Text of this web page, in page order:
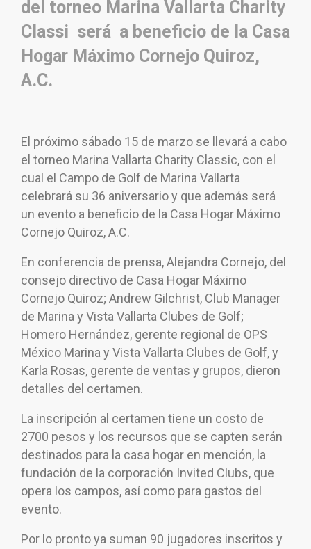
del torneo Marina Vallarta Charity
Classi será a beneficio de la Casa
Hogar Máximo Cornejo Quiroz,
A.C.
El próximo sábado 15 de marzo se llevará a cabo
el torneo Marina Vallarta Charity Classic, con el
cual el Campo de Golf de Marina Vallarta
celebrará su 36 aniversario y que además será
un evento a beneficio de la Casa Hogar Máximo
Cornejo Quiroz, A.C.
En conferencia de prensa, Alejandra Cornejo, del
consejo directivo de Casa Hogar Máximo
Cornejo Quiroz; Andrew Gilchrist, Club Manager
de Marina y Vista Vallarta Clubes de Golf;
Homero Hernández, gerente regional de OPS
México Marina y Vista Vallarta Clubes de Golf, y
Karla Rosas, gerente de ventas y grupos, dieron
detalles del certamen.
La inscripción al certamen tiene un costo de
2700 pesos y los recursos que se capten serán
destinados para la casa hogar en mención, la
fundación de la corporación Invited Clubs, que
opera los campos, así como para gastos del
evento.
Por lo pronto ya suman 90 jugadores inscritos y